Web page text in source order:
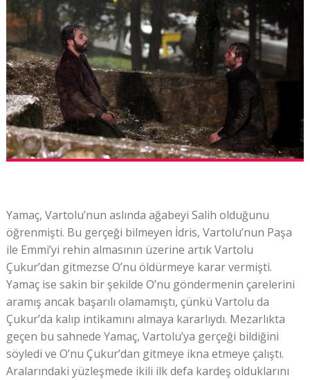
Yamaç, Vartolu’nun aslında ağabeyi Salih olduğunu
öğrenmişti. Bu gerçeği bilmeyen İdris, Vartolu’nun Paşa
ile Emmi’yi rehin almasının üzerine artık Vartolu
Çukur’dan gitmezse O’nu öldürmeye karar vermişti.
Yamaç ise sakin bir şekilde O’nu göndermenin çarelerini
aramış ancak başarılı olamamıştı, çünkü Vartolu da
Çukur’da kalıp intikamını almaya kararlıydı. Mezarlıkta
geçen bu sahnede Yamaç, Vartolu’ya gerçeği bildiğini
söyledi ve O’nu Çukur’dan gitmeye ikna etmeye çalıştı.
Aralarındaki yüzleşmede ikili ilk defa kardeş olduklarını